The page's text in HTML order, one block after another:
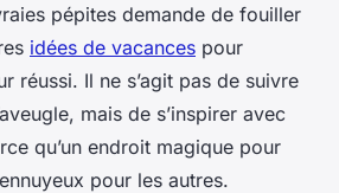
pépites demande de fouiller
idées de vacances pour
réussi. Il ne s’agit pas de suivre
mais de s’inspirer avec
qu’un endroit magique pour
pour les autres.